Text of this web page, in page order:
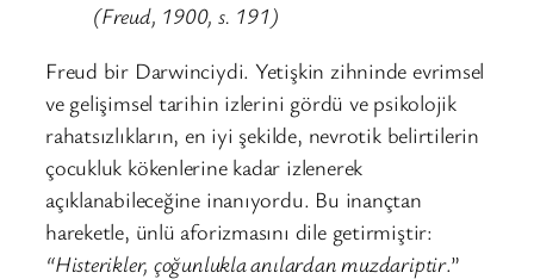
(Freud, 1900, s. 191)
Freud bir Darwinciydi. Yetişkin zihninde evrimsel
ve gelişimsel tarihin izlerini gördü ve psikolojik
rahatsızlıkların, en iyi şekilde, nevrotik belirtilerin
çocukluk kökenlerine kadar izlenerek
açıklanabileceğine inanıyordu. Bu inançtan
hareketle, ünlü aforizmasını dile getirmiştir:
“Histerikler, çoğunlukla anılardan muzdariptir.”